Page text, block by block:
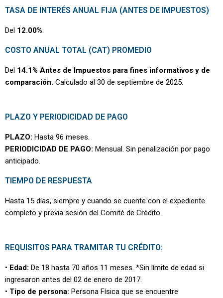
TASA DE INTERÉS ANUAL FIJA (ANTES DE IMPUESTOS)
Del 12.00%
COSTO ANUAL TOTAL (CAT) PROMEDIO
Del 14.1% Antes de Impuestos para fines informativos y de
comparación. Calculado al 30 de septiembre de 2025.
PLAZO Y PERIODICIDAD DE PAGO
PLAZO: Hasta 96 meses.
PERIODICIDAD DE PAGO: Mensual. Sin penalización por pago
anticipado.
TIEMPO DE RESPUESTA
Hasta 15 días, siempre y cuando se cuente con el expediente
completo y previa sesión del Comité de Crédito.
REQUISITOS PARA TRAMITAR TU CRÉDITO:
• Edad: De 18 hasta 70 años 11 meses. *Sin límite de edad si
ingresaron antes del 02 de enero de 2017.
• Tipo de persona: Persona Física que se encuentre